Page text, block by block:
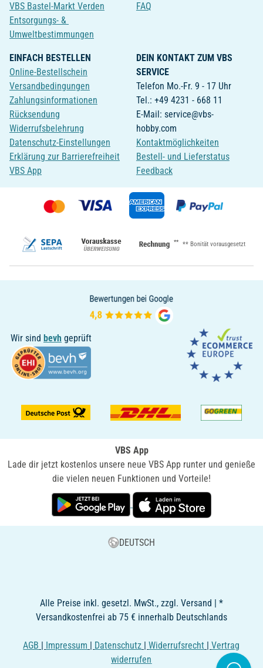
VBS Bastel-Markt Verden
Entsorgungs- &
Umweltbestimmungen
FAQ
EINFACH BESTELLEN
Online-Bestellschein
Versandbedingungen
Zahlungsinformationen
Rücksendung
Widerrufsbelehrung
Datenschutz-Einstellungen
Erklärung zur Barrierefreiheit
VBS App
DEIN KONTAKT ZUM VBS
SERVICE
Telefon Mo.-Fr. 9 - 17 Uhr
Tel.: +49 4231 - 668 11
E-Mail: service@vbs-
hobby.com
Kontaktmöglichkeiten
Bestell- und Lieferstatus
Feedback
** ** Bonität vorausgesetzt
Wir sind bevh geprüft
VBS App
Lade dir jetzt kostenlos unsere neue VBS App runter und genieße
die vielen neuen Funktionen und Vorteile!
DEUTSCH
Alle Preise inkl. gesetzl. MwSt., zzgl. Versand | *
Versandkostenfrei ab 75 € innerhalb Deutschlands
AGB | Impressum | Datenschutz |Widerrufsrecht |Vertrag
widerrufen